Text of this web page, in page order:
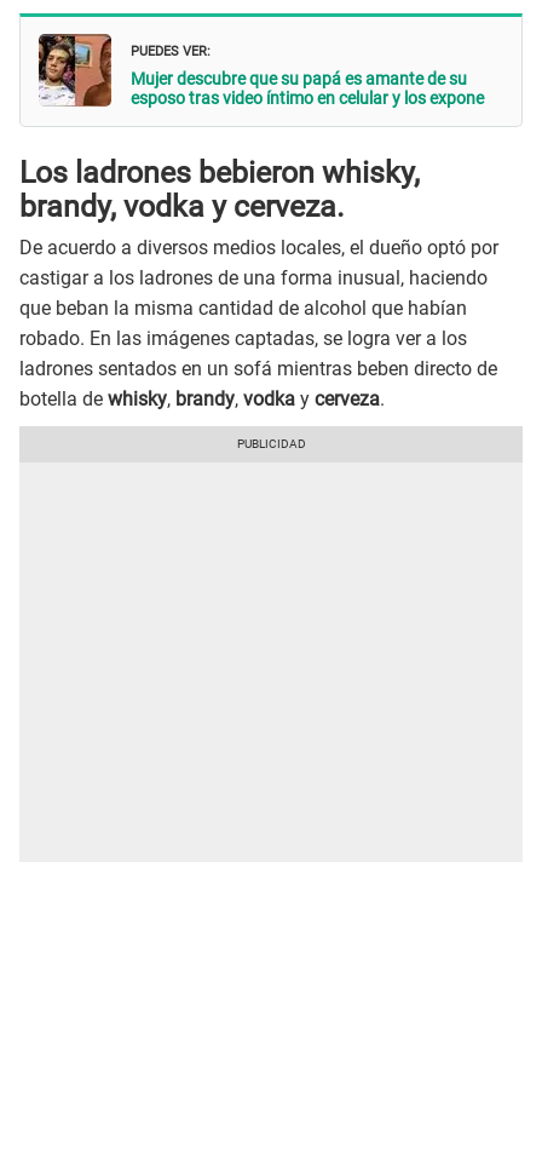
PUEDES VER:
Mujer descubre que su papá es amante de su
esposo tras video íntimo en celular y los expone
Los ladrones bebieron whisky,
brandy, vodka y cerveza.
De acuerdo a diversos medios locales, el dueño optó por
castigar a los ladrones de una forma inusual, haciendo
que beban la misma cantidad de alcohol que habían
robado. En las imágenes captadas, se logra ver a los
ladrones sentados en un sofá mientras beben directo de
botella de whisky, brandy, vodka y cerveza.